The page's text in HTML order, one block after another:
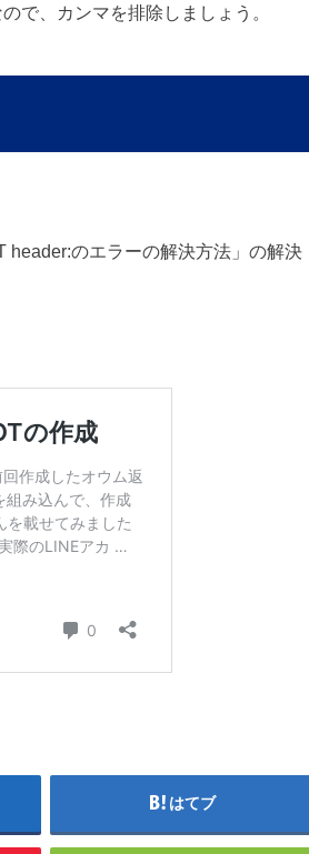
で、カンマを排除しましょう。
のエラーの解決方法」の解決
はてブ